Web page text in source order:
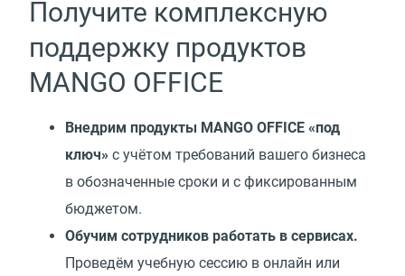
Получите комплексную
поддержку продуктов
MANGO OFFICE
Внедрим продукты MANGO OFFICE «под
ключ» с учётом требований вашего бизнеса
в обозначенные сроки и с фиксированным
бюджетом.
Обучим сотрудников работать в сервисах.
Проведём учебную сессию в онлайн или